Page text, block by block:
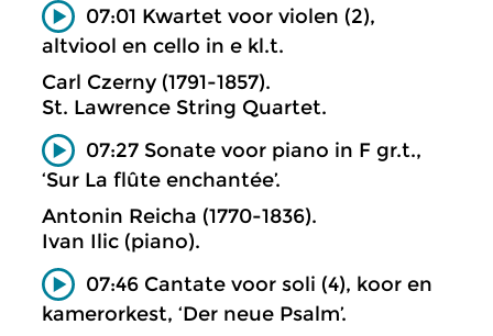
07:01 Kwartet voor violen (2),
altviool en cello in e kl.t.
Carl Czerny (1791-1857).
St. Lawrence String Quartet.
07:27 Sonate voor piano in F gr.t.,
‘Sur La flûte enchantée’.
Antonin Reicha (1770-1836).
Ivan Ilic (piano).
07:46 Cantate voor soli (4), koor en
kamerorkest, ‘Der neue Psalm’.